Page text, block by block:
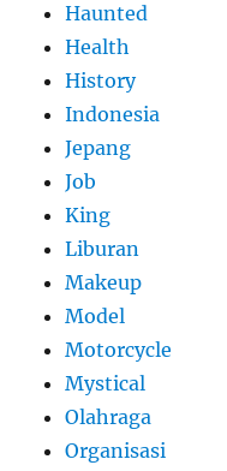
Haunted
Health
History
Indonesia
Jepang
Job
King
Liburan
Makeup
Model
Motorcycle
Mystical
Olahraga
Organisasi